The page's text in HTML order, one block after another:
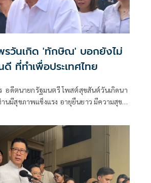
วันเกิด 'ทักษิณ' บอกยังไม่
ที่ทำเพื่อประเทศไทย
อดีตนายกรัฐมนตรี โพสต์สุขสันต์วันเกิดนา
มีสุขภาพแข็งแรง อายุยืนยาว มีความสุข